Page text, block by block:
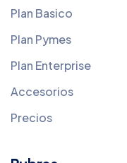
Plan Basico
Plan Pymes
Plan Enterprise
Accesorios
Precios